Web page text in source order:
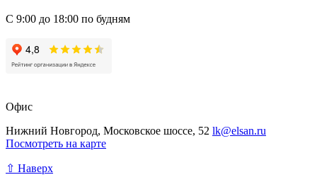
С 9:00 до 18:00 по будням
Офис
Нижний Новгород, Московское шоссе, 52 lk@elsan.ru
Посмотреть на карте
⇧ Наверх